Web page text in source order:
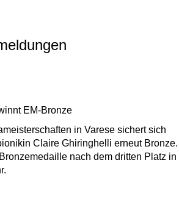
EM-Bronze
in Varese sichert sich
Claire Ghiringhelli erneut Bronze.
nach dem dritten Platz in